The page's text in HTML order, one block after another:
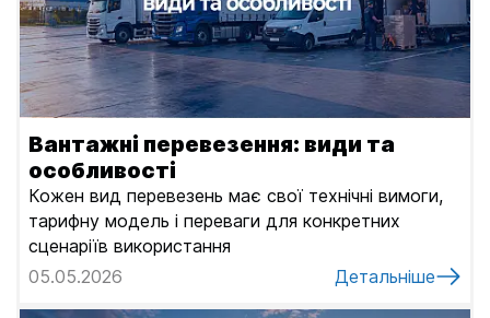
Вантажні перевезення: види та
особливості
Кожен вид перевезень має свої технічні вимоги,
тарифну модель і переваги для конкретних
сценаріїв використання
05.05.2026
Детальніше